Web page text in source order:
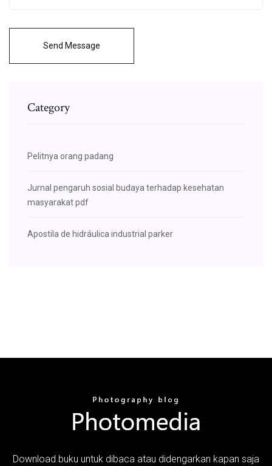
Send Message
Category
Pelitnya orang padang
Jurnal pengaruh sosial budaya terhadap kesehatan
masyarakat pdf
Apostila de hidráulica industrial parker
Download buku untuk dibaca atau didengarkan kapan saja